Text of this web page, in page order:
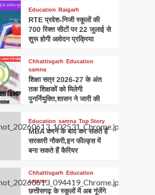
Education Raigarh
RTE प्रवेश-निजी स्कूलों की
700 रिक्त सीटों पर 22 जुलाई से
शुरू होगी आवेदन प्रक्रिया
Chhattisgarh Education
samna
शिक्षा सत्र 2026-27 के अंत
तक शिक्षकों को मिलेगी
पुनर्नियुक्ति,शासन ने जारी की
Education samna Top Story
MBA करने के बाद कर सकते हैं
सरकारी नौकरी,इन फील्ड्स में
बना सकते हैं कैरियर
Chhattisgarh Education
samna
छत्तीसगढ़ के स्कूलों में अब गूंजेंगे